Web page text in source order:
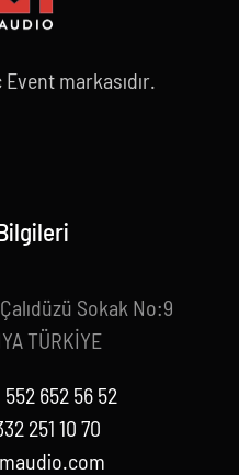
markasıdır.
Sokak No:9
TÜRKİYE
652 56 52
251 10 70